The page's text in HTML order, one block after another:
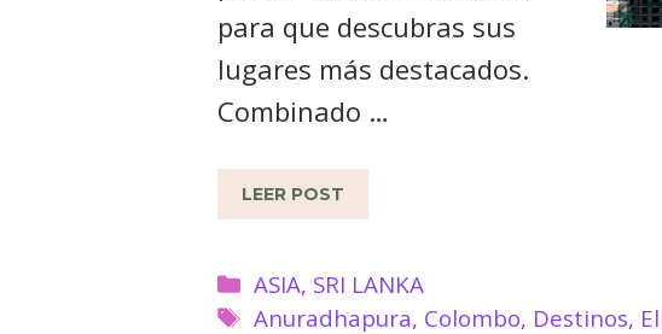
para que descubras sus
lugares más destacados.
Combinado …
LEER POST
Categorías
ASIA, SRI LANKA
Etiquetas
Anuradhapura, Colombo, Destinos,